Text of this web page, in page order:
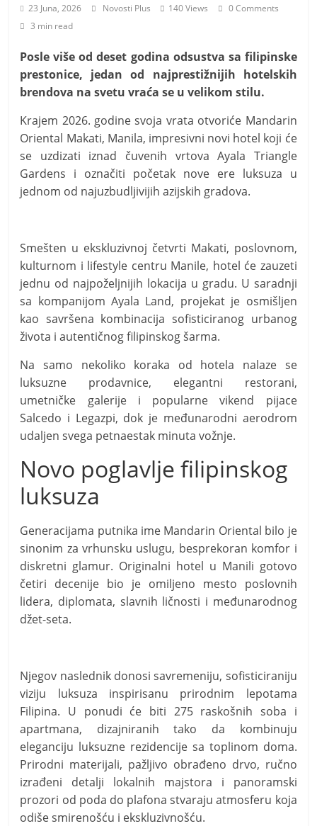
i
v
n
h
v
i
j
e
t
i
23 Juna, 2026 Novosti Plus 140 Views
0 Comments
3 min read
Posle više od deset godina odsustva sa filipinske
prestonice, jedan od najprestižnijih hotelskih
brendova na svetu vraća se u velikom stilu.
Krajem 2026. godine svoja vrata otvoriće Mandarin
Oriental Makati, Manila, impresivni novi hotel koji će
se uzdizati iznad čuvenih vrtova Ayala Triangle
Gardens i označiti početak nove ere luksuza u
jednom od najuzbudljivijih azijskih gradova.
Smešten u ekskluzivnoj četvrti Makati, poslovnom,
kulturnom i lifestyle centru Manile, hotel će zauzeti
jednu od najpoželjnijih lokacija u gradu. U saradnji
sa kompanijom Ayala Land, projekat je osmišljen
kao savršena kombinacija sofisticiranog urbanog
života i autentičnog filipinskog šarma.
Na samo nekoliko koraka od hotela nalaze se
luksuzne prodavnice, elegantni restorani,
umetničke galerije i popularne vikend pijace
Salcedo i Legazpi, dok je međunarodni aerodrom
udaljen svega petnaestak minuta vožnje.
Novo poglavlje filipinskog
luksuza
Generacijama putnika ime Mandarin Oriental bilo je
sinonim za vrhunsku uslugu, besprekoran komfor i
diskretni glamur. Originalni hotel u Manili gotovo
četiri decenije bio je omiljeno mesto poslovnih
lidera, diplomata, slavnih ličnosti i međunarodnog
džet-seta.
Njegov naslednik donosi savremeniju, sofisticiraniju
viziju luksuza inspirisanu prirodnim lepotama
Filipina. U ponudi će biti 275 raskošnih soba i
apartmana, dizajniranih tako da kombinuju
eleganciju luksuzne rezidencije sa toplinom doma.
Prirodni materijali, pažljivo obrađeno drvo, ručno
izrađeni detalji lokalnih majstora i panoramski
prozori od poda do plafona stvaraju atmosferu koja
odiše smirenošću i ekskluzivnošću.